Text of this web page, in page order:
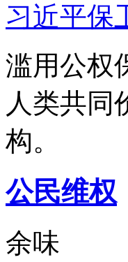
习近平保
滥用公权
人类共同
构。
公民维权
余味